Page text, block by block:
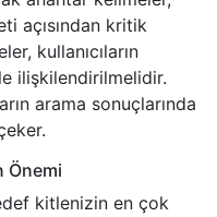
açısından kritik
kullanıcıların
ilişkilendirilmelidir.
arama sonuçlarında
Önemi
kitlenizin en çok